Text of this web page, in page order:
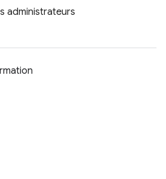
administrateurs